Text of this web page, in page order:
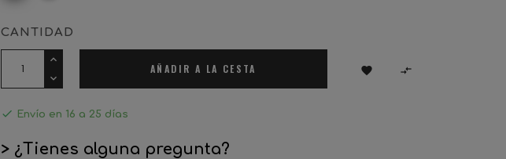
CANTIDAD
AÑADIR A LA CESTA  
 Envío en 16 a 25 días
> ¿Tienes alguna pregunta?